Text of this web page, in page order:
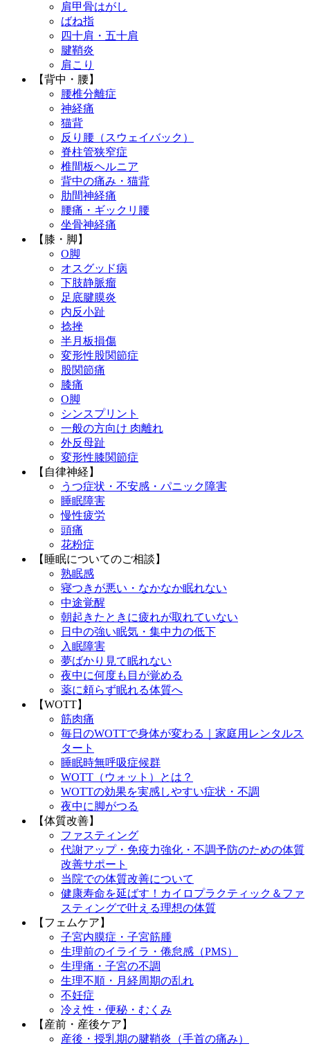
肩甲骨はがし
ばね指
四十肩・五十肩
腱鞘炎
肩こり
【背中・腰】
腰椎分離症
神経痛
猫背
反り腰（スウェイバック）
脊柱管狭窄症
椎間板ヘルニア
背中の痛み・猫背
肋間神経痛
腰痛・ギックリ腰
坐骨神経痛
【膝・脚】
O脚
オスグッド病
下肢静脈瘤
足底腱膜炎
内反小趾
捻挫
半月板損傷
変形性股関節症
股関節痛
膝痛
O脚
シンスプリント
一般の方向け 肉離れ
外反母趾
変形性膝関節症
【自律神経】
うつ症状・不安感・パニック障害
睡眠障害
慢性疲労
頭痛
花粉症
【睡眠についてのご相談】
熟眠感
寝つきが悪い・なかなか眠れない
中途覚醒
朝起きたときに疲れが取れていない
日中の強い眠気・集中力の低下
入眠障害
夢ばかり見て眠れない
夜中に何度も目が覚める
薬に頼らず眠れる体質へ
【WOTT】
筋肉痛
毎日のWOTTで身体が変わる｜家庭用レンタルス
タート
睡眠時無呼吸症候群
WOTT（ウォット）とは？
WOTTの効果を実感しやすい症状・不調
夜中に脚がつる
【体質改善】
ファスティング
代謝アップ・免疫力強化・不調予防のための体質
改善サポート
当院での体質改善について
健康寿命を延ばす！カイロプラクティック＆ファ
スティングで叶える理想の体質
【フェムケア】
子宮内膜症・子宮筋腫
生理前のイライラ・倦怠感（PMS）
生理痛・子宮の不調
生理不順・月経周期の乱れ
不妊症
冷え性・便秘・むくみ
【産前・産後ケア】
産後・授乳期の腱鞘炎（手首の痛み）